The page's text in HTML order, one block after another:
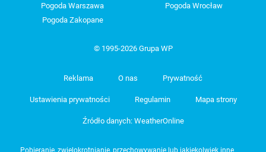
Pogoda Warszawa
Pogoda Wrocław
Pogoda Zakopane
© 1995-2026 Grupa WP
Reklama O nas Prywatność
Ustawienia prywatności Regulamin Mapa strony
Źródło danych: WeatherOnline
Pobieranie, zwielokrotnianie, przechowywanie lub jakiekolwiek inne